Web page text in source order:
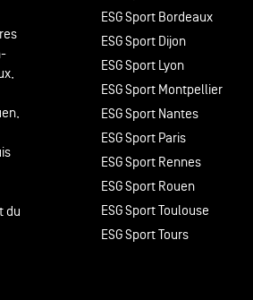
du
ESG Sport Bordeaux
ESG Sport Dijon
ESG Sport Lyon
ESG Sport Montpellier
ESG Sport Nantes
ESG Sport Paris
ESG Sport Rennes
ESG Sport Rouen
ESG Sport Toulouse
ESG Sport Tours